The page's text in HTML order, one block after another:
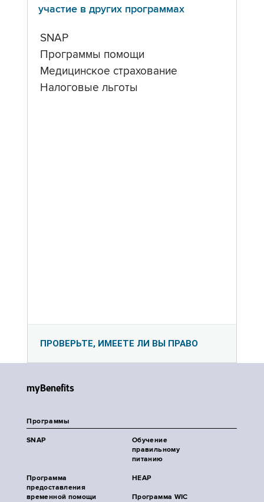
участие в других программах
SNAP
Программы помощи
Медицинское страхование
Налоговые льготы
ПРОВЕРЬТЕ, ИМЕЕТЕ ЛИ ВЫ ПРАВО
myBenefits
Программы
SNAP
Обучение
правильному
питанию
Программа
предоставления
временной помощи
HEAP
Программа WIC